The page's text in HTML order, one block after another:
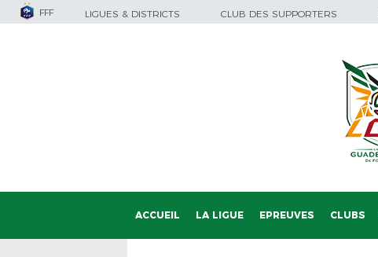
FFF LIGUES & DISTRICTS CLUB DES SUPPORTERS
ACCUEIL LA LIGUE EPREUVES CLUBS